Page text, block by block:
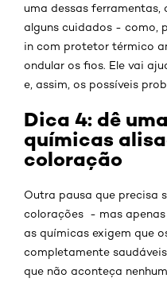
uma dessas
alguns cuidados - como,
in com protetor térmico
ondular os fios. Ele vai
e, assim, os possíveis
Dica 4: dê
químicas
coloração
Outra pausa que precisa
colorações - mas apenas
as químicas exigem que
completamente
que não aconteça